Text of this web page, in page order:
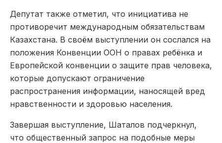
Депутат также отметил, что инициатива не
противоречит международным обязательствам
Казахстана. В своём выступлении он сослался на
положения Конвенции ООН о правах ребёнка и
Европейской конвенции о защите прав человека,
которые допускают ограничение
распространения информации, наносящей вред
нравственности и здоровью населения.
Завершая выступление, Шаталов подчеркнул,
что общественный запрос на подобные меры